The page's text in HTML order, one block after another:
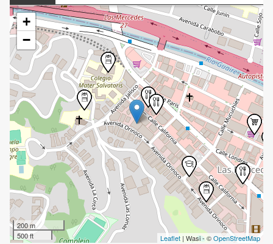
+
−
200 m
500 ft
Leaflet | Wasi - ©OpenStreetMap